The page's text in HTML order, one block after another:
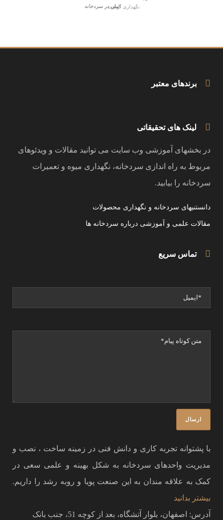
برندهای معتبر
لینک های تحقیقاتی
در بخشهای آموزشی وب سایت می توانید مقالات و ویدئوهای
مربوط به راه اندازی سردخانه، نگهداری میوه و تعمیرات
سردخانه را بیابید.
دانستنیهای سردخانه و نگهداری محصولات
مقالات علمی و آموزشی درباره سردخانه ها
تماس سریع
با پشتوانه تجربه کاری و دانش فنی در زمینه ساخت ، نصب و
مدیریت واحدهای سردخانه به شکل بهینه و علمی سعی در
کمک به علاقه مندان به این صنعت پویا و روبه رشد را داریم.
بیشتر بدانید
آدرس: اصفهان، بلوار آتشگاه، بعد از کوچه 51، جنب بانک